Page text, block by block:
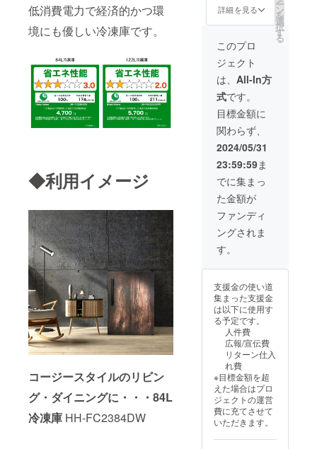
低消費電力で経済的かつ環
境にも優しい冷凍庫です。
◆利用イメージ
コージースタイルのリビン
グ・ダイニングに・・・84L
冷凍庫 HH-FC2384DW
ウッ
込） 一
般販売
予定価
格：
95,600
円（税
込） 全
国配送
料無料
送付物
＊冷凍
庫
84L（グ
レー
ウッ
ド）１
台、冷
蔵庫
122L（
グレー
ウッ
詳細を見る ー
ン
を
選
択
す
る
このプロ
ジェクト
は、 All-In方
式です。
目標金額に
関わらず、
2024/05/31
23:59:59ま
でに集まっ
た金額が
ファンディ
ングされま
す。
支援金の使い道
集まった支援金
は以下に使用す
る予定です。
人件費
広報/宣伝費
リターン仕入
れ費
※目標金額を超
えた場合はプロ
ジェクトの運営
費に充てさせて
いただきます。